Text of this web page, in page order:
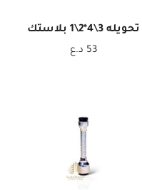
تحويله 3\4*2\1 بلاستك
53 د.ع